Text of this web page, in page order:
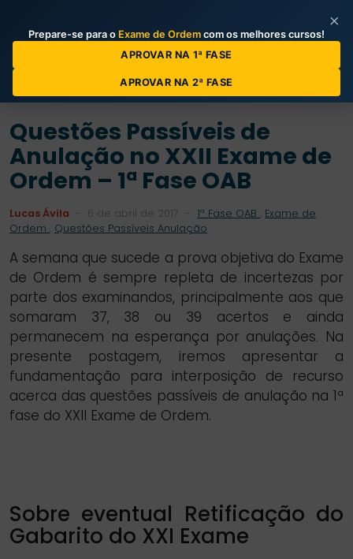
Categorias de Posts
Questões Passíveis de
Anulação no XXII Exame de
Ordem – 1ª Fase OAB
Lucas Ávila 6 de abril de 2017 1ª Fase OAB
Exame de
Ordem
Questões Passíveis Anulação
A semana que sucede a prova objetiva do Exame
de Ordem é sempre repleta de incertezas por
parte dos examinandos, principalmente aos que
somaram 37, 38 ou 39 acertos e ainda
permanecem na esperança por anulações. Na
presente postagem, iremos apresentar a
fundamentação para interposição de recurso
acerca das questões passíveis de anulação na 1ª
fase do XXII Exame de Ordem.
Sobre eventual Retificação do
Gabarito do XXI Exame
×
Prepare-se para o Exame de Ordem com os melhores cursos!
APROVAR NA 1ª FASE
APROVAR NA 2ª FASE